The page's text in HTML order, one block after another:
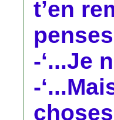
t’en
-‘...Je
-